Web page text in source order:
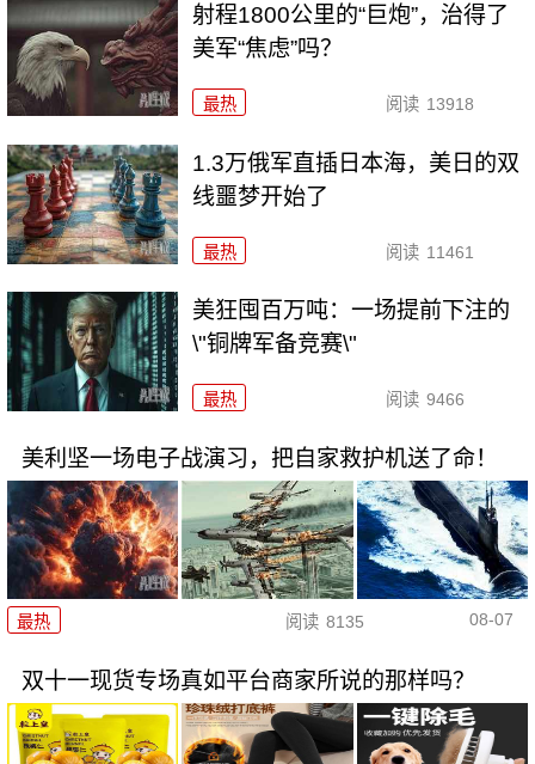
射程1800公里的“巨炮”，治得了
美军“焦虑”吗？
最热 阅读 13918
1.3万俄军直插日本海，美日的双
线噩梦开始了
最热 阅读 11461
美狂囤百万吨：一场提前下注的
\"铜牌军备竞赛\"
最热 阅读 9466
美利坚一场电子战演习，把自家救护机送了命！
最热 阅读 8135 08-07
双十一现货专场真如平台商家所说的那样吗？